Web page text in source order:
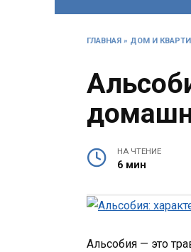
ГЛАВНАЯ » ДОМ И
НА ЧТЕНИЕ
6 мин
Альсобия — это